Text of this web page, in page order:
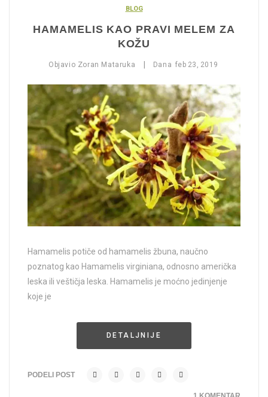
BLOG
HAMAMELIS KAO PRAVI MELEM ZA
KOŽU
Objavio Zoran Mataruka Dana feb 23, 2019
Hamamelis potiče od hamamelis žbuna, naučno
poznatog kao Hamamelis virginiana, odnosno američka
leska ili veštičja leska. Hamamelis je moćno jedinjenje
koje je
DETALJNIJE
PODELI POST